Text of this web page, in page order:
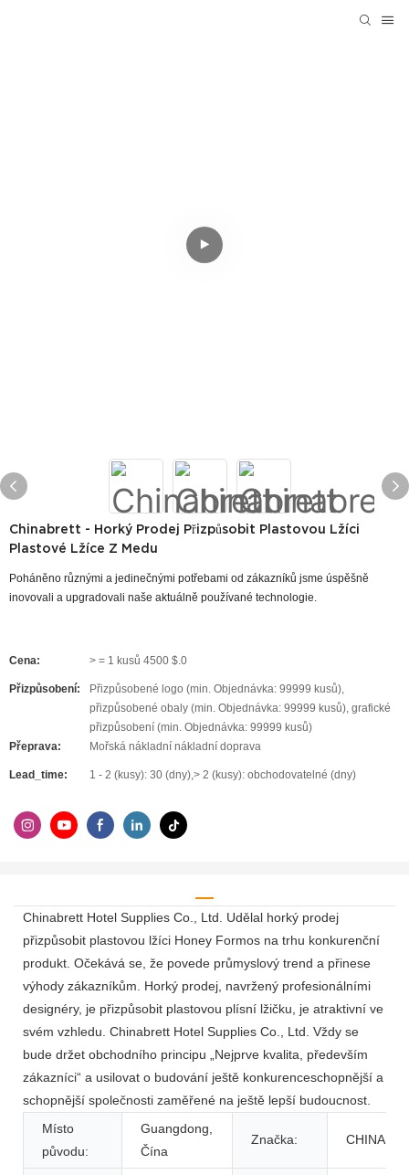
Chinabrett - Horký Prodej Přizpůsobit Plastovou Lžíci
Plastové Lžíce Z Medu
Poháněno různými a jedinečnými potřebami od zákazníků jsme úspěšně
inovovali a upgradovali naše aktuálně používané technologie.
Cena: > = 1 kusů 4500 $.0
Přizpůsobení:
Přizpůsobené logo (min. Objednávka: 99999 kusů),
přizpůsobené obaly (min. Objednávka: 99999 kusů), grafické
přizpůsobení (min. Objednávka: 99999 kusů)
Přeprava:
Mořská nákladní nákladní doprava
Lead_time: 1 - 2 (kusy): 30 (dny),> 2 (kusy): obchodovatelné (dny)
Chinabrett Hotel Supplies Co., Ltd. Udělal horký prodej
přizpůsobit plastovou lžíci Honey Formos na trhu konkurenční
produkt. Očekává se, že povede průmyslový trend a přinese
výhody zákazníkům. Horký prodej, navržený profesionálními
designéry, je přizpůsobit plastovou plísní lžičku, je atraktivní ve
svém vzhledu. Chinabrett Hotel Supplies Co., Ltd. Vždy se
bude držet obchodního principu „Nejprve kvalita, především
zákazníci“ a usilovat o budování ještě konkurenceschopnější a
schopnější společnosti zaměřené na ještě lepší budoucnost.
Místo
původu:
Guangdong,
Čína
Značka: